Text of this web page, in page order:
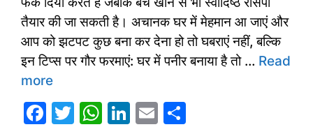
तैयार की जा सकती है। अचानक घर में मेहमान आ जाएं और
आप को झटपट कुछ बना कर देना हो तो घबराएं नहीं, बल्कि
इन टिप्स पर गौर फरमाएं: घर में पनीर बनाया है तो … Read
more
F
T
W Li E